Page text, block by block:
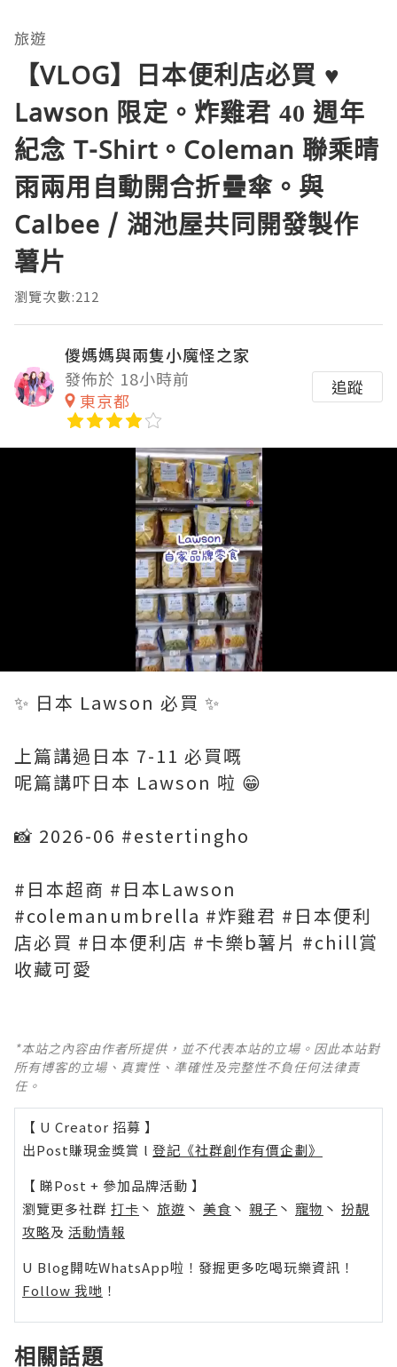
旅遊
【VLOG】日本便利店必買 ♥
Lawson 限定。炸雞君 40 週年
紀念 T-Shirt。Coleman 聯乘晴
雨兩用自動開合折疊傘。與
Calbee / 湖池屋共同開發製作
薯片
瀏覽次數:212
儍媽媽與兩隻小魔怪之家
發佈於 18小時前
東京都
追蹤
Loaded:
100.00%
✨ 日本 Lawson 必買 ✨
上篇講過日本 7-11 必買嘅
呢篇講吓日本 Lawson 啦 😁
📸 2026-06 #estertingho
#日本超商 #日本Lawson
#colemanumbrella #炸雞君 #日本便利
店必買 #日本便利店 #卡樂b薯片 #chill賞
收藏可愛
*本站之內容由作者所提供，並不代表本站的立場。因此本站對
所有博客的立場、真實性、準確性及完整性不負任何法律責
任。
【 U Creator 招募 】
出Post賺現金獎賞 l 登記《社群創作有價企劃》
【 睇Post + 參加品牌活動 】
瀏覽更多社群 打卡 丶 旅遊 丶 美食 丶 親子 丶 寵物 丶 扮靚
攻略及 活動情報
U Blog開咗WhatsApp啦！發掘更多吃喝玩樂資訊！
Follow 我哋 ！
相關話題